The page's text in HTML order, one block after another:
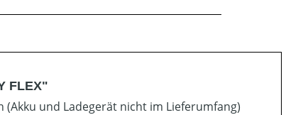
FLEX"
(Akku und Ladegerät nicht im Lieferumfang)